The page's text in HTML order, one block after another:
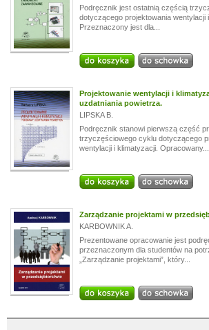
Podręcznik jest ostatnią częścią
dotyczącego projektowania wentylacji
Przeznaczony jest dla...
Projektowanie wentylacji i
uzdatniania powietrza.
LIPSKA B.
Podręcznik stanowi pierwszą część
trzyczęściowego cyklu dotyczącego
wentylacji i klimatyzacji. Opracowany...
Zarządzanie projektami w
KARBOWNIK A.
Prezentowane opracowanie jest
przeznaczonym dla studentów na
„Zarządzanie projektami”, który...